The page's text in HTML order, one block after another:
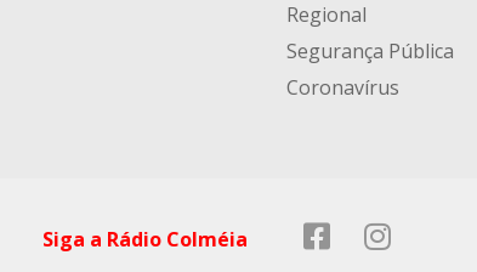
Regional
Segurança Pública
Coronavírus
Siga a Rádio Colméia